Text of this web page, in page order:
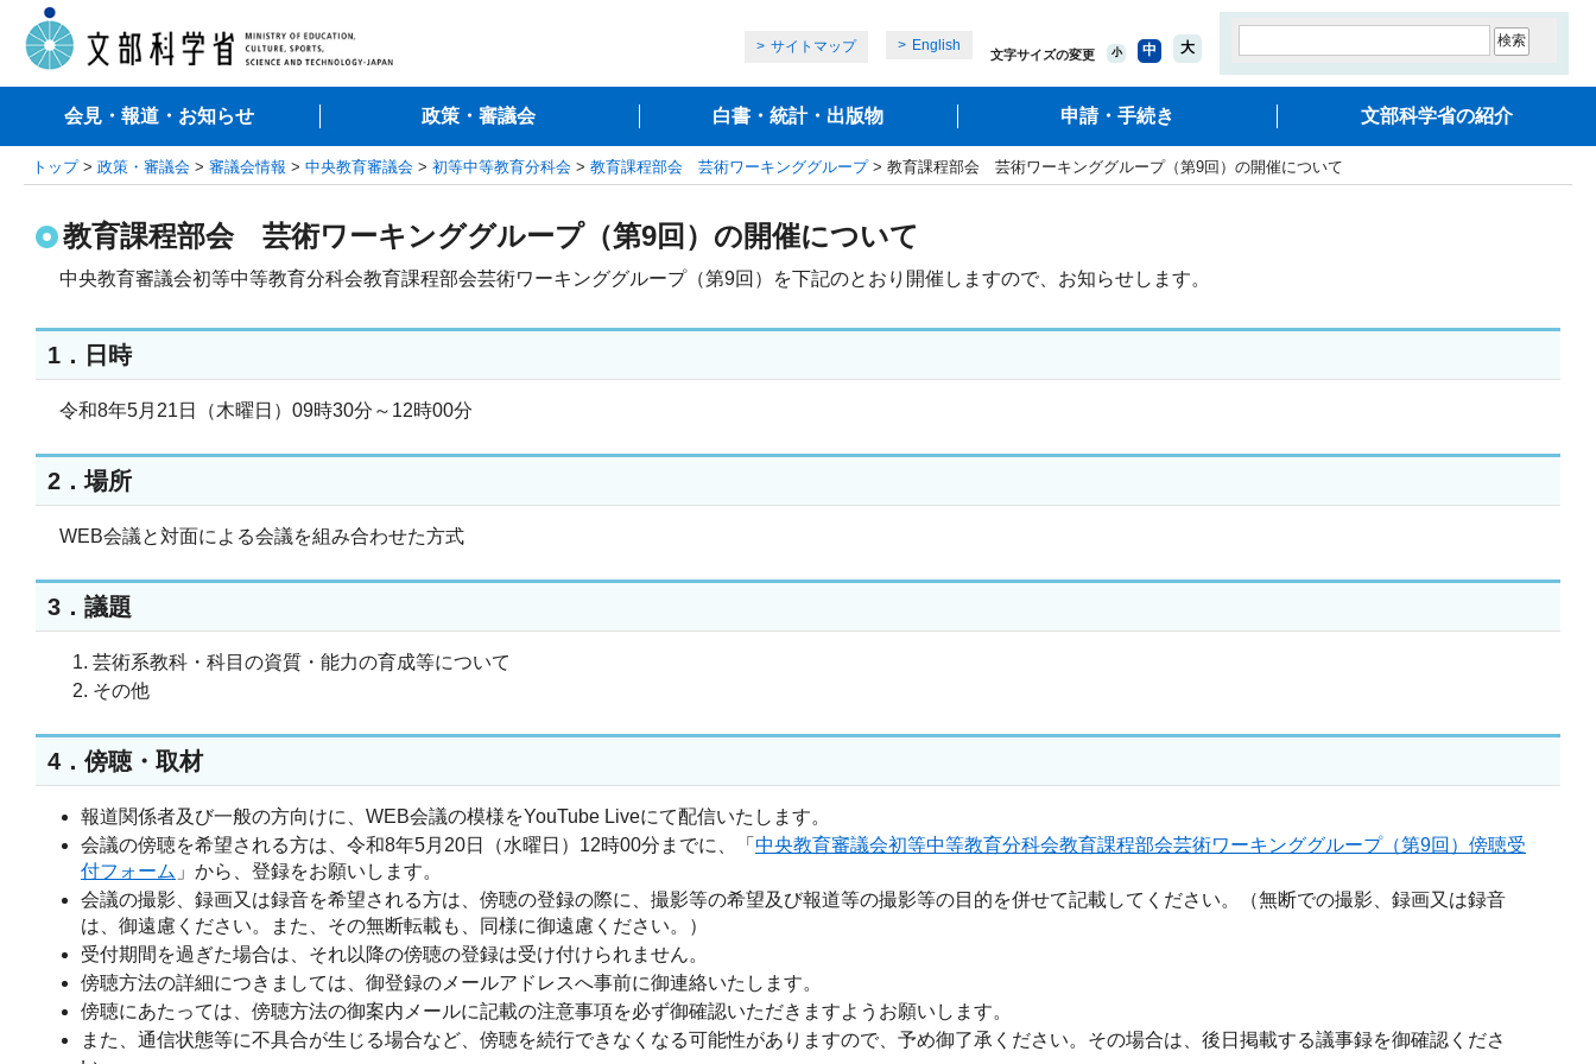
サイトマップ English
文字サイズの変更 小 中 大
会見・報道・お知らせ 政策・審議会 白書・統計・出版物 申請・手続き 文部科学省の紹介
トップ> 政策・審議会 > 審議会情報 > 中央教育審議会 > 初等中等教育分科会 > 教育課程部会 芸術ワーキンググループ> 教育課程部会 芸術ワーキンググループ（第9回）の開催について
教育課程部会 芸術ワーキンググループ（第9回）の開催について
中央教育審議会初等中等教育分科会教育課程部会芸術ワーキンググループ（第9回）を下記のとおり開催しますので、お知らせします。
1．日時
令和8年5月21日（木曜日）09時30分～12時00分
2．場所
WEB会議と対面による会議を組み合わせた方式
3．議題
芸術系教科・科目の資質・能力の育成等について
その他
4．傍聴・取材
報道関係者及び一般の方向けに、WEB会議の模様をYouTube Liveにて配信いたします。
会議の傍聴を希望される方は、令和8年5月20日（水曜日）12時00分までに、「 中央教育審議会初等中等教育分科会教育課程部会芸術ワーキンググループ（第9回）傍聴受
付フォーム 」から、登録をお願いします。
会議の撮影、録画又は録音を希望される方は、傍聴の登録の際に、撮影等の希望及び報道等の撮影等の目的を併せて記載してください。（無断での撮影、録画又は録音
は、御遠慮ください。また、その無断転載も、同様に御遠慮ください。）
受付期間を過ぎた場合は、それ以降の傍聴の登録は受け付けられません。
傍聴方法の詳細につきましては、御登録のメールアドレスへ事前に御連絡いたします。
傍聴にあたっては、傍聴方法の御案内メールに記載の注意事項を必ず御確認いただきますようお願いします。
また、通信状態等に不具合が生じる場合など、傍聴を続行できなくなる可能性がありますので、予め御了承ください。その場合は、後日掲載する議事録を御確認くださ